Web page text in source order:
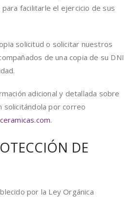
facilitarle el ejercicio de sus
solicitud o solicitar nuestros
de una copia de su DNI
adicional y detallada sobre
solicitándola por correo
.
DE
por la Ley Orgánica